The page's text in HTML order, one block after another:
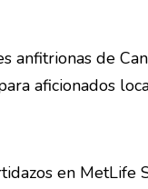
de
aficionados